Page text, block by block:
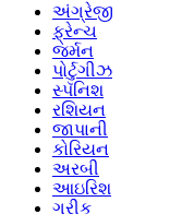
અંગ્રેજી
ફ્રેન્ચ
જર્મન
પોર્ટુગીઝ
સ્પૅનિશ
રશિયન
જાપાની
કોરિયન
અરબી
આઇરિશ
ગ્રીક